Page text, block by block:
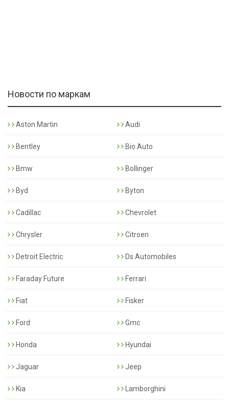
Новости по маркам
Aston Martin Audi
Bentley Bio Auto
Bmw Bollinger
Byd Byton
Cadillac Chevrolet
Chrysler Citroen
Detroit Electric Ds Automobiles
Faraday Future Ferrari
Fiat Fisker
Ford Gmc
Honda Hyundai
Jaguar Jeep
Kia Lamborghini